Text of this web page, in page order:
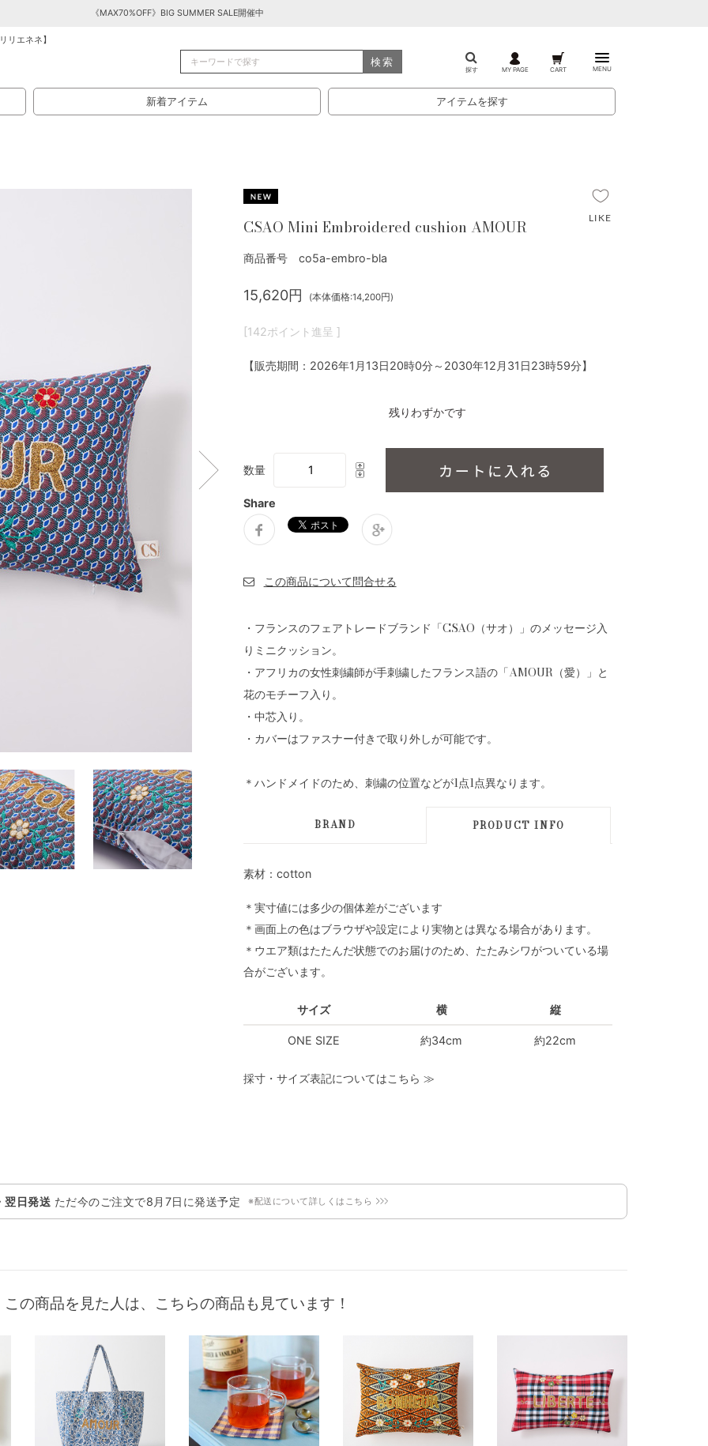
《MAX70%OFF》BIG SUMMER SALE開催中
リエネネ】
検索
探す MY PAGE CART MENU
新着アイテム アイテムを探す
CSAO Mini Embroidered cushion AMOUR
商品番号 co5a-embro-bla
15,620円 (本体価格:14,200円)
[142ポイント進呈 ]
【販売期間： 2026年1月13日20時0分～ 2030年12月31日23時59分】
残りわずかです
数量
Share
・フランスのフェアトレードブランド「CSAO（サオ）」のメッセージ入
りミニクッション。
・アフリカの女性刺繍師が手刺繍したフランス語の「AMOUR（愛）」と
花のモチーフ入り。
・中芯入り。
・カバーはファスナー付きで取り外しが可能です。
＊ハンドメイドのため、刺繍の位置などが1点1点異なります。
BRAND PRODUCT INFO
素材：cotton
＊実寸値には多少の個体差がございます
＊画面上の色はブラウザや設定により実物とは異なる場合があります。
＊ウエア類はたたんだ状態でのお届けのため、たたみシワがついている場
合がございます。
サイズ 横 縦
ONE SIZE 約34cm 約22cm
採寸・サイズ表記についてはこちら ≫
翌日発送 ただ今のご注文で8月7日 に発送予定 ※配送について詳しくはこちら
この商品を見た人は、こちらの商品も見ています！